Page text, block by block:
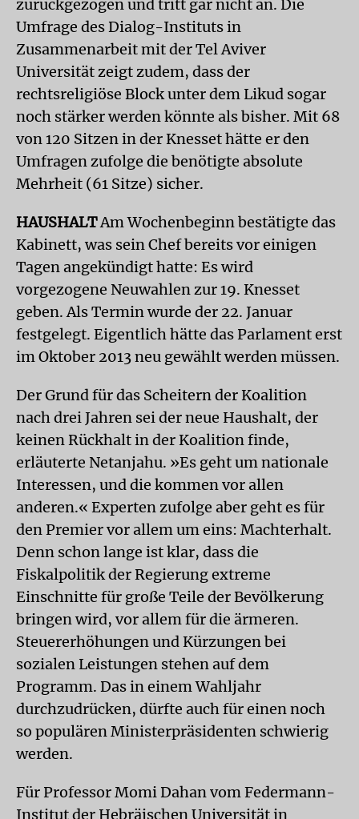
zurückgezogen und tritt gar nicht an. Die
Umfrage des Dialog-Instituts in
Zusammenarbeit mit der Tel Aviver
Universität zeigt zudem, dass der
rechtsreligiöse Block unter dem Likud sogar
noch stärker werden könnte als bisher. Mit 68
von 120 Sitzen in der Knesset hätte er den
Umfragen zufolge die benötigte absolute
Mehrheit (61 Sitze) sicher.
HAUSHALTAm Wochenbeginn bestätigte das
Kabinett, was sein Chef bereits vor einigen
Tagen angekündigt hatte: Es wird
vorgezogene Neuwahlen zur 19. Knesset
geben. Als Termin wurde der 22. Januar
festgelegt. Eigentlich hätte das Parlament erst
im Oktober 2013 neu gewählt werden müssen.
Der Grund für das Scheitern der Koalition
nach drei Jahren sei der neue Haushalt, der
keinen Rückhalt in der Koalition finde,
erläuterte Netanjahu. »Es geht um nationale
Interessen, und die kommen vor allen
anderen.« Experten zufolge aber geht es für
den Premier vor allem um eins: Machterhalt.
Denn schon lange ist klar, dass die
Fiskalpolitik der Regierung extreme
Einschnitte für große Teile der Bevölkerung
bringen wird, vor allem für die ärmeren.
Steuererhöhungen und Kürzungen bei
sozialen Leistungen stehen auf dem
Programm. Das in einem Wahljahr
durchzudrücken, dürfte auch für einen noch
so populären Ministerpräsidenten schwierig
werden.
Für Professor Momi Dahan vom Federmann-
Institut der Hebräischen Universität in